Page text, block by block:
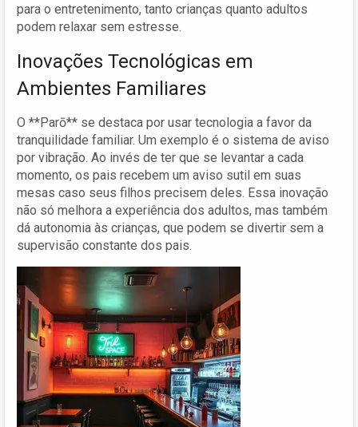
para o entretenimento, tanto crianças quanto adultos
podem relaxar sem estresse.
Inovações Tecnológicas em
Ambientes Familiares
O **Parō** se destaca por usar tecnologia a favor da
tranquilidade familiar. Um exemplo é o sistema de aviso
por vibração. Ao invés de ter que se levantar a cada
momento, os pais recebem um aviso sutil em suas
mesas caso seus filhos precisem deles. Essa inovação
não só melhora a experiência dos adultos, mas também
dá autonomia às crianças, que podem se divertir sem a
supervisão constante dos pais.